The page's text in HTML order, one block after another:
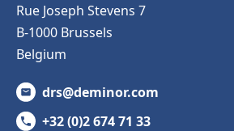
Rue Joseph Stevens 7
B-1000 Brussels
Belgium
drs@deminor.com
+32 (0)2 674 71 33